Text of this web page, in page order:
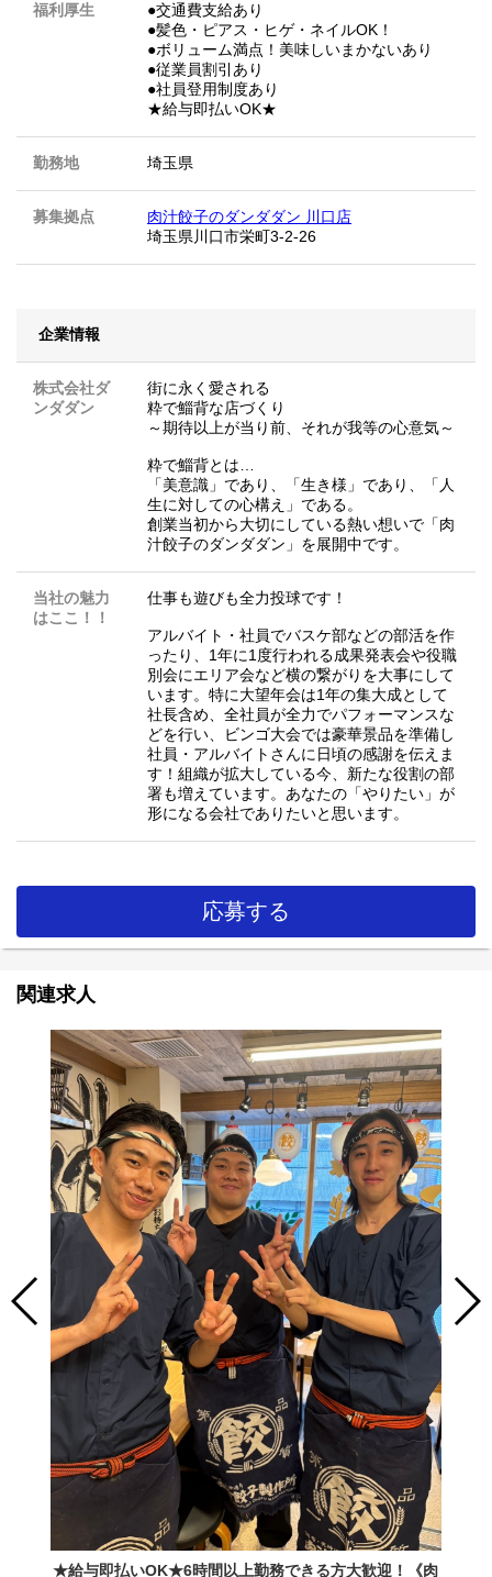
福利厚生
●交通費支給あり
●髪色・ピアス・ヒゲ・ネイルOK！
●ボリューム満点！美味しいまかないあり
●従業員割引あり
●社員登用制度あり
★給与即払いOK★
勤務地 埼玉県
募集拠点
肉汁餃子のダンダダン 川口店
埼玉県川口市栄町3-2-26
企業情報
株式会社ダ
ンダダン
街に永く愛される
粋で鯔背な店づくり
～期待以上が当り前、それが我等の心意気～
粋で鯔背とは…
「美意識」であり、「生き様」であり、「人
生に対しての心構え」である。
創業当初から大切にしている熱い想いで「肉
汁餃子のダンダダン」を展開中です。
当社の魅力
はここ！！
仕事も遊びも全力投球です！
アルバイト・社員でバスケ部などの部活を作
ったり、1年に1度行われる成果発表会や役職
別会にエリア会など横の繋がりを大事にして
います。特に大望年会は1年の集大成として
社長含め、全社員が全力でパフォーマンスな
どを行い、ビンゴ大会では豪華景品を準備し
社員・アルバイトさんに日頃の感謝を伝えま
す！組織が拡大している今、新たな役割の部
署も増えています。あなたの「やりたい」が
形になる会社でありたいと思います。
応募する
関連求人
★給与即払いOK★6時間以上勤務できる方大歓迎！《肉